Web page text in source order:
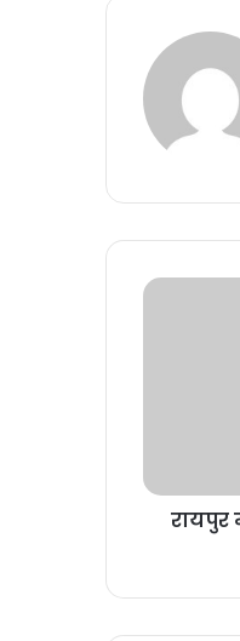
रायपुर
हुऐ
गाइडलाइन
रायपुर